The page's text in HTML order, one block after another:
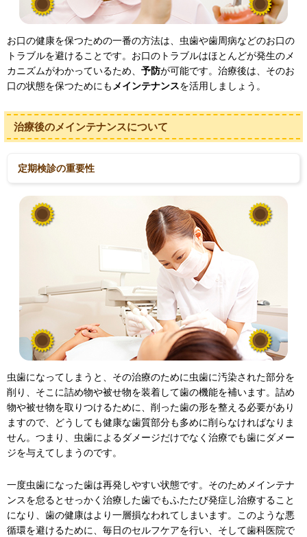
お口の健康を保つための一番の方法は、虫歯や歯周病などのお口の
トラブルを避けることです。お口のトラブルはほとんどが発生のメ
カニズムがわかっているため、 予防が可能です。治療後は、そのお
口の状態を保つためにもメインテナンスを活用しましょう。
治療後のメインテナンスについて
定期検診の重要性
虫歯になってしまうと、その治療のために虫歯に汚染された部分を
削り、そこに詰め物や被せ物を装着して歯の機能を補います。詰め
物や被せ物を取りつけるために、削った歯の形を整える必要があり
ますので、どうしても健康な歯質部分も多めに削らなければなりま
せん。つまり、虫歯によるダメージだけでなく治療でも歯にダメー
ジを与えてしまうのです。
一度虫歯になった歯は再発しやすい状態です。そのためメインテナ
ンスを怠るとせっかく治療した歯でもふたたび発症し治療すること
になり、歯の健康はより一層損なわれてしまいます。このような悪
循環を避けるために、毎日のセルフケアを行い、そして歯科医院で